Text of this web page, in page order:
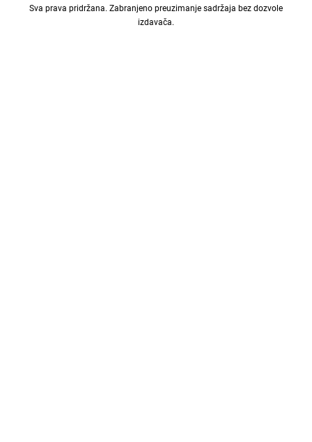
Sva prava pridržana. Zabranjeno preuzimanje sadržaja bez dozvole
izdavača.